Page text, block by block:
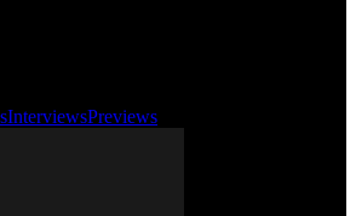
InterviewsPreviews